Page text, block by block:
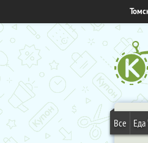
Все Еда